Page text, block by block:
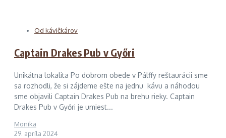
Od kávičkárov
Captain Drakes Pub v Győri
Unikátna lokalita Po dobrom obede v Pálffy reštaurácii sme
sa rozhodli, že si zájdeme ešte na jednu kávu a náhodou
sme objavili Captain Drakes Pub na brehu rieky. Captain
Drakes Pub v Győri je umiest...
Monika
29. apríla 2024